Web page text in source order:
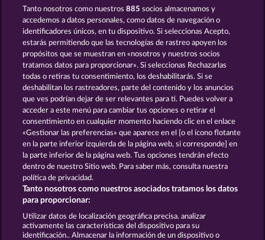
40 Sevens Fancy Fruits RoAR
Términos y condiciones
Declaración de privacidad Aviso Legal
Empresa FAQ Programa de afiliados
Enviar solicitud de desistimiento
Tanto nosotros como nuestros885 socios almacenamos y
accedemos a datos personales, como datos de navegación o
identificadores únicos, en tu dispositivo. Si seleccionas Acepto,
estarás permitiendo que las tecnologías de rastreo apoyen los
propósitos que se muestran en «nosotros y nuestros socios
tratamos datos para proporcionar». Si seleccionas Rechazarlas
todas o retiras tu consentimiento, los deshabilitarás. Si se
deshabilitan los rastreadores, parte del contenido y los anuncios
que ves podrían dejar de ser relevantes para ti. Puedes volver a
acceder a este menú para cambiar tus opciones o retirar el
consentimiento en cualquier momento haciendo clic en el enlace
«Gestionar las preferencias» que aparece en el [o el ícono flotante
en la parte inferior izquierda de la página web, si corresponde] en
la parte inferior de la página web. Tus opciones tendrán efecto
dentro de nuestro Sitio web. Para saber más, consulta nuestra
política de privacidad.
Tanto nosotros como nuestros asociados tratamos los datos
para proporcionar:
Utilizar datos de localización geográfica precisa. analizar
activamente las características del dispositivo para su
identificación.. Almacenar la información de un dispositivo o